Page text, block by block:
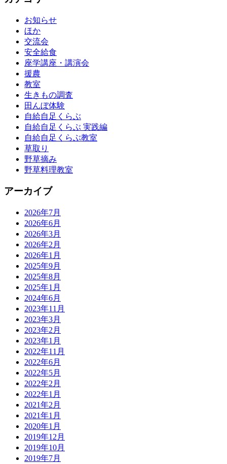
お知らせ
ほか
交流会
安全給食
座学講座・講演会
援農
教室
生きもの調査
田んぼ体験
自給自足くらぶ
自給自足くらぶ 実践編
自給自足くらぶ教室
草取り
野草摘み
野草料理教室
アーカイブ
2026年7月
2026年6月
2026年3月
2026年2月
2026年1月
2025年9月
2025年8月
2025年1月
2024年6月
2023年11月
2023年3月
2023年2月
2023年1月
2022年11月
2022年6月
2022年5月
2022年2月
2022年1月
2021年2月
2021年1月
2020年1月
2019年12月
2019年10月
2019年7月